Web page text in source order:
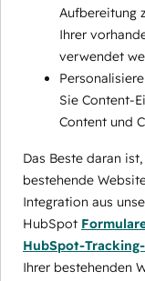
Aufbereitung
Ihrer
verwendet
Sie Content-
Content und
Das Beste daran
bestehende
Integration aus
HubSpot
HubSpot-
Ihrer bestehenden